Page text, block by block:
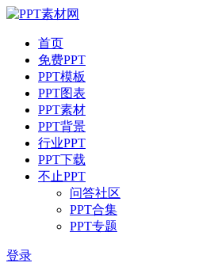
首页
免费PPT
PPT模板
PPT图表
PPT素材
PPT背景
行业PPT
PPT下载
不止PPT
问答社区
PPT合集
PPT专题
登录